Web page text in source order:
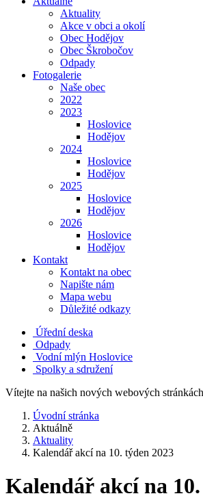
Aktuality
Akce v obci a okolí
Obec Hodějov
Obec Škrobočov
Odpady
Fotogalerie
Naše obec
2022
2023
Hoslovice
Hodějov
2024
Hoslovice
Hodějov
2025
Hoslovice
Hodějov
2026
Hoslovice
Hodějov
Kontakt
Kontakt na obec
Napište nám
Mapa webu
Důležité odkazy
Úřední deska
Odpady
Vodní mlýn Hoslovice
Spolky a sdružení
Vítejte na našich nových webových
Úvodní stránka
Aktuálně
Aktuality
Kalendář akcí na 10. týden 2023
Kalendář akcí na